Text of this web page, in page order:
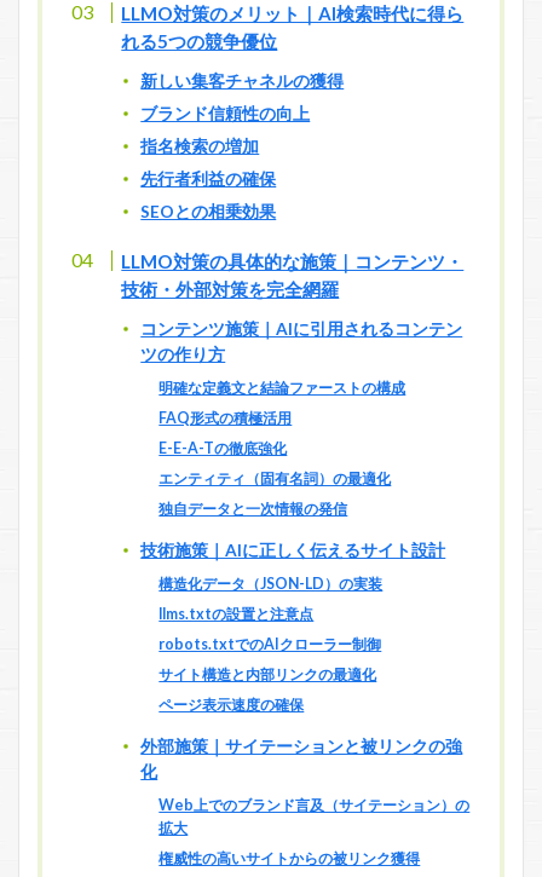
LLMO対策のメリット｜AI検索時代に得ら
れる5つの競争優位
新しい集客チャネルの獲得
ブランド信頼性の向上
指名検索の増加
先行者利益の確保
SEOとの相乗効果
LLMO対策の具体的な施策｜コンテンツ・
技術・外部対策を完全網羅
コンテンツ施策｜AIに引用されるコンテン
ツの作り方
明確な定義文と結論ファーストの構成
FAQ形式の積極活用
E-E-A-Tの徹底強化
エンティティ（固有名詞）の最適化
独自データと一次情報の発信
技術施策｜AIに正しく伝えるサイト設計
構造化データ（JSON-LD）の実装
llms.txtの設置と注意点
robots.txtでのAIクローラー制御
サイト構造と内部リンクの最適化
ページ表示速度の確保
外部施策｜サイテーションと被リンクの強
化
Web上でのブランド言及（サイテーション）の
拡大
権威性の高いサイトからの被リンク獲得